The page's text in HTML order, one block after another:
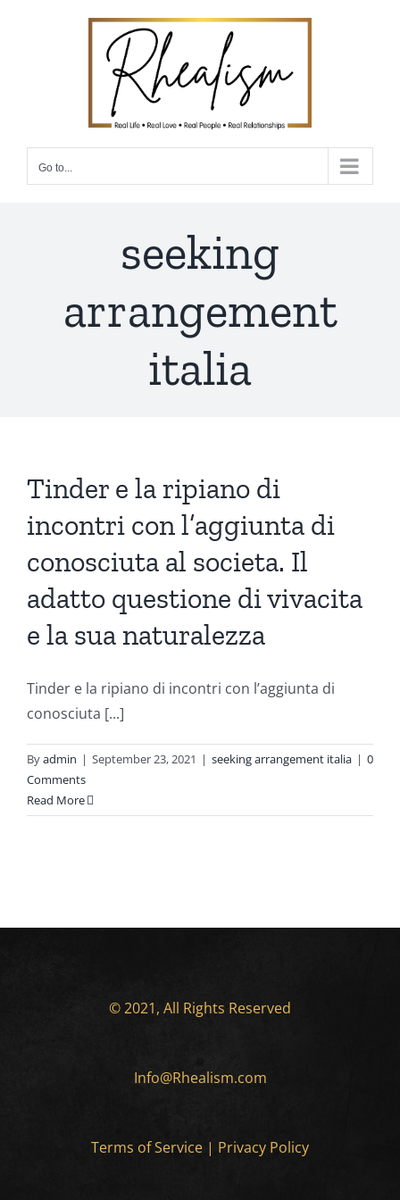
Go to...
seeking
arrangement
italia
Tinder e la ripiano di
incontri con l’aggiunta di
conosciuta al societa. Il
adatto questione di vivacita
e la sua naturalezza
Tinder e la ripiano di incontri con l’aggiunta di
conosciuta [...]
Byadmin | September 23, 2021 | seeking arrangement italia | 0
Comments
Read More
© 2021, All Rights Reserved
Info@Rhealism.com
Terms of Service | Privacy Policy